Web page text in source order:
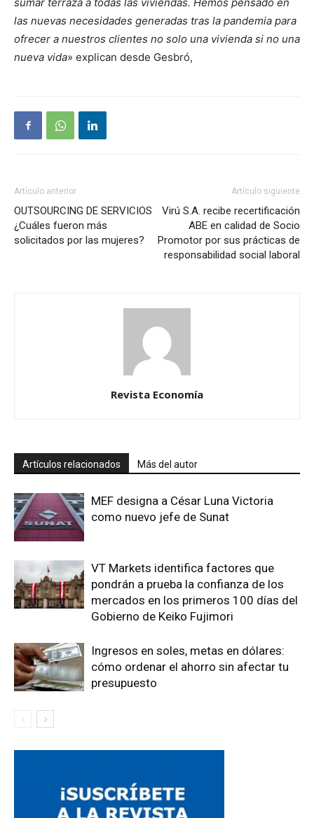
las nuevas necesidades generadas tras la pandemia para
ofrecer a nuestros clientes no solo una vivienda si no una
nueva vida» explican desde Gesbró,
Artículo anterior
OUTSOURCING DE SERVICIOS
¿Cuáles fueron más
solicitados por las mujeres?
Artículo siguiente
Virú S.A. recibe recertificación
ABE en calidad de Socio
Promotor por sus prácticas de
responsabilidad social laboral
Revista Economía
Artículos relacionados Más del autor
MEF designa a César Luna Victoria
como nuevo jefe de Sunat
VT Markets identifica factores que
pondrán a prueba la confianza de los
mercados en los primeros 100 días del
Gobierno de Keiko Fujimori
Ingresos en soles, metas en dólares:
cómo ordenar el ahorro sin afectar tu
presupuesto